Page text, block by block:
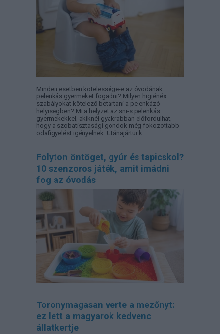
Minden esetben kötelessége-e az óvodának
pelenkás gyermeket fogadni? Milyen higiénés
szabályokat kötelező betartani a pelenkázó
helyiségben? Mi a helyzet az sni-s pelenkás
gyermekekkel, akiknél gyakrabban előfordulhat,
hogy a szobatisztasági gondok még fokozottabb
odafigyelést igényelnek. Utánajártunk.
Folyton öntöget, gyúr és tapicskol?
10 szenzoros játék, amit imádni
fog az óvodás
Toronymagasan verte a mezőnyt:
ez lett a magyarok kedvenc
állatkertje